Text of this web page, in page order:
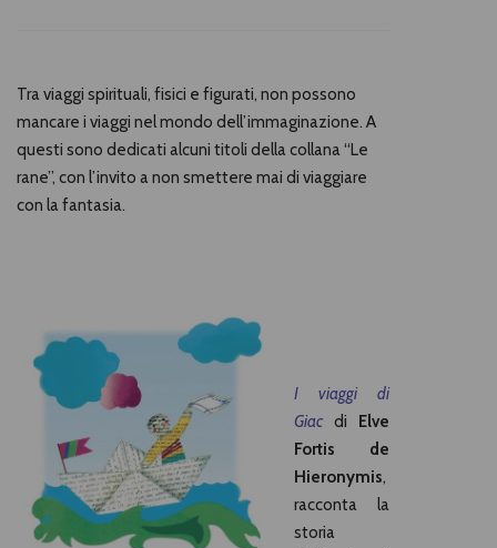
Tra viaggi spirituali, fisici e figurati, non possono
mancare i viaggi nel mondo dell’immaginazione. A
questi sono dedicati alcuni titoli della collana “Le
rane”, con l’invito a non smettere mai di viaggiare
con la fantasia.
I viaggi di
Giac di
Elve
Fortis de
Hieronymis,
racconta la
storia